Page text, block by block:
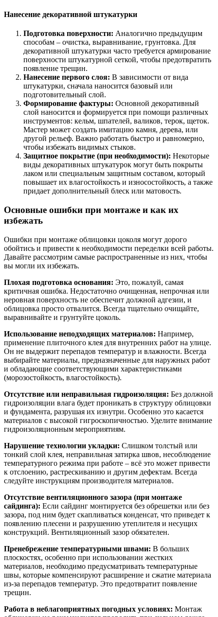
Нанесение декоративной штукатурки
Подготовка поверхности: Аналогично предыдущим
способам – очистка, выравнивание, грунтовка. Для
декоративной штукатурки часто требуется армирование
поверхности штукатурной сеткой, чтобы предотвратить
появление трещин.
Нанесение первого слоя: В зависимости от вида
штукатурки, сначала наносится базовый или
подготовительный слой.
Формирование фактуры: Основной декоративный
слой наносится и формируется при помощи различных
инструментов: кельм, шпателей, валиков, терок, щеток.
Мастер может создать имитацию камня, дерева, или
другой рельеф. Важно работать быстро и равномерно,
чтобы избежать видимых стыков.
Защитное покрытие (при необходимости): Некоторые
виды декоративных штукатурок могут быть покрыты
лаком или специальным защитным составом, который
повышает их влагостойкость и износостойкость, а также
придает дополнительный блеск или матовость.
Основные ошибки при монтаже и как их
избежать
Ошибки при монтаже облицовки цоколя могут дорого
обойтись и привести к необходимости переделки всей работы.
Давайте рассмотрим самые распространенные из них, чтобы
вы могли их избежать.
Плохая подготовка основания: Это, пожалуй, самая
критичная ошибка. Недостаточно очищенная, непрочная или
неровная поверхность не обеспечит должной адгезии, и
облицовка просто отвалится. Всегда тщательно очищайте,
выравнивайте и грунтуйте цоколь.
Использование неподходящих материалов: Например,
применение плиточного клея для внутренних работ на улице.
Он не выдержит перепадов температур и влажности. Всегда
выбирайте материалы, предназначенные для наружных работ
и обладающие соответствующими характеристиками
(морозостойкость, влагостойкость).
Отсутствие или неправильная гидроизоляция: Без должной
гидроизоляции влага будет проникать в структуру облицовки
и фундамента, разрушая их изнутри. Особенно это касается
материалов с высокой гигроскопичностью. Уделите внимание
гидроизоляционным мероприятиям.
Нарушение технологии укладки: Слишком толстый или
тонкий слой клея, неправильная затирка швов, несоблюдение
температурного режима при работе – всё это может привести
к отслоению, растрескиванию и другим дефектам. Всегда
следуйте инструкциям производителя материалов.
Отсутствие вентиляционного зазора (при монтаже
сайдинга): Если сайдинг монтируется без обрешетки или без
зазора, под ним будет скапливаться конденсат, что приведет к
появлению плесени и разрушению утеплителя и несущих
конструкций. Вентиляционный зазор обязателен.
Пренебрежение температурными швами: В больших
плоскостях, особенно при использовании жестких
материалов, необходимо предусматривать температурные
швы, которые компенсируют расширение и сжатие материала
из-за перепадов температур. Это предотвратит появление
трещин.
Работа в неблагоприятных погодных условиях: Монтаж